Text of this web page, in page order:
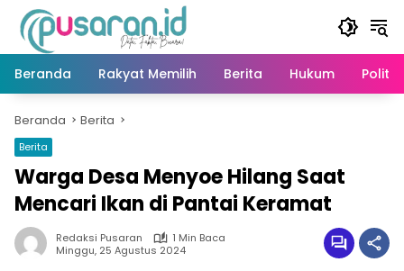
Langsung
konten
Beranda
Rakyat Memilih Berita Hukum Politik
Beranda Berita
Berita
Warga Desa Menyoe Hilang Saat
Mencari Ikan di Pantai Keramat
Redaksi Pusaran
1 Min Baca
Minggu, 25 Agustus 2024